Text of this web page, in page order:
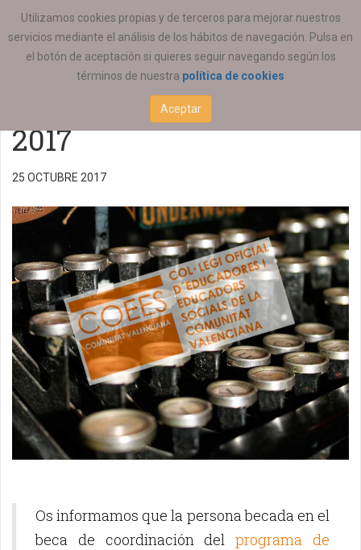
Utilizamos cookies propias y de terceros para mejorar nuestros
servicios mediante el análisis de los hábitos de navegación. Pulsa en
el botón de aceptación si quieres seguir navegando según los
términos de nuestra política de cookies
Aceptar
ESTÁ AQUÍ: ACTUALIDAD COEESCV
Becada acercamiento
profesional COEESCV
2017
25 OCTUBRE 2017
Os informamos que la persona becada en el
beca de coordinación delprograma de